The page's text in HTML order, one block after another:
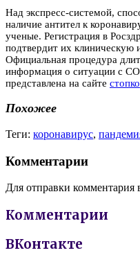
Над экспресс-системой,
наличие антител к
ученые. Регистрация в
подтвердит их клиническую
Официальная процедура
информация о ситуации с
представлена на сайте
Похожее
Теги: коронавирус,
Комментарии
Для отправки комментария
Комментарии
ВКонтакте